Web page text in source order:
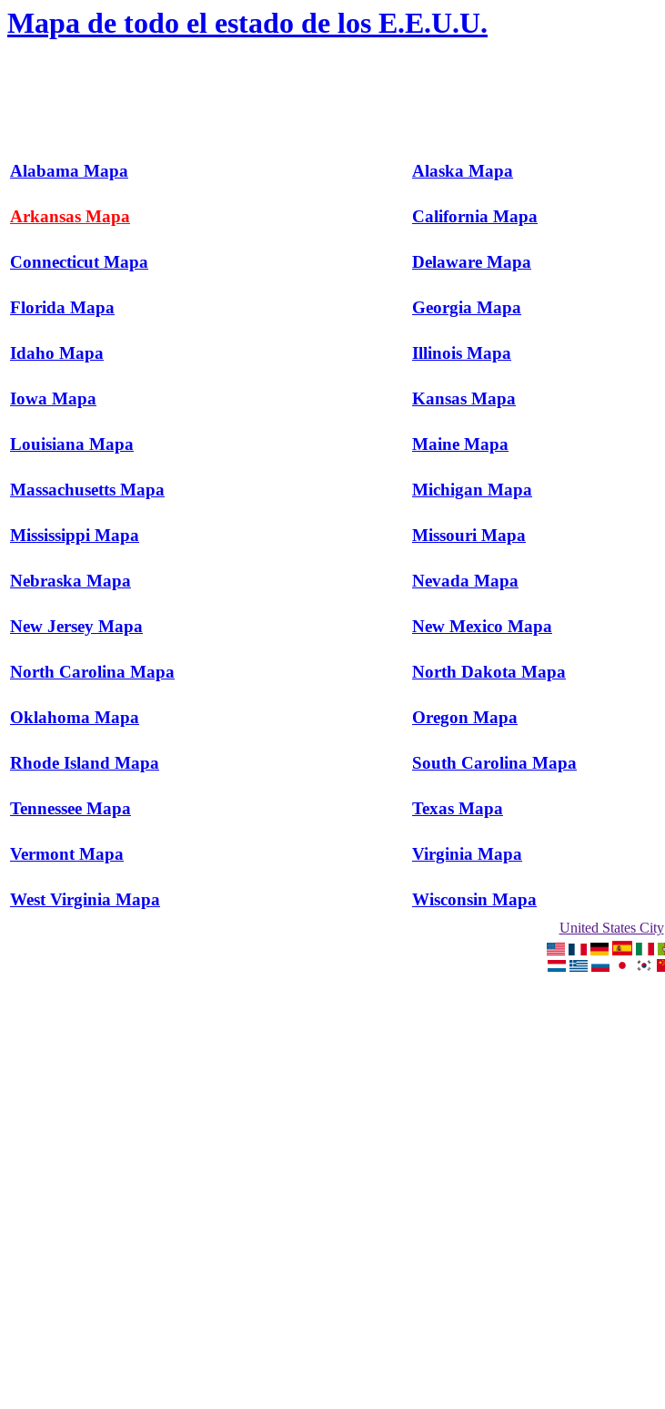
Mapa de todo el estado de los E.E.U.U.
Alabama Mapa Alaska Mapa
Arkansas Mapa California Mapa
Connecticut Mapa Delaware Mapa
Florida Mapa Georgia Mapa
Idaho Mapa Illinois Mapa
Iowa Mapa Kansas Mapa
Louisiana Mapa Maine Mapa
Massachusetts Mapa Michigan Mapa
Mississippi Mapa Missouri Mapa
Nebraska Mapa Nevada Mapa
New Jersey Mapa New Mexico Mapa
North Carolina Mapa North Dakota Mapa
Oklahoma Mapa Oregon Mapa
Rhode Island Mapa South Carolina Mapa
Tennessee Mapa Texas Mapa
Vermont Mapa Virginia Mapa
West Virginia Mapa Wisconsin Mapa
United States City